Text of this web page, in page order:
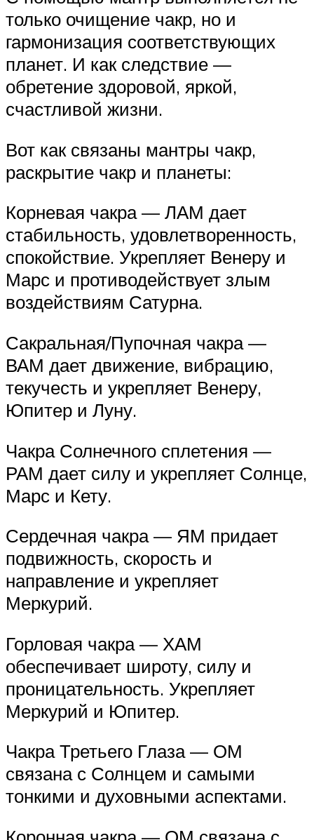
только очищение чакр, но и
гармонизация соответствующих
планет. И как следствие —
обретение здоровой, яркой,
счастливой жизни.
Вот как связаны мантры чакр,
раскрытие чакр и планеты:
Корневая чакра — ЛАМ дает
стабильность, удовлетворенность,
спокойствие. Укрепляет Венеру и
Марс и противодействует злым
воздействиям Сатурна.
Сакральная/Пупочная чакра —
ВАМ дает движение, вибрацию,
текучесть и укрепляет Венеру,
Юпитер и Луну.
Чакра Солнечного сплетения —
РАМ дает силу и укрепляет Солнце,
Марс и Кету.
Сердечная чакра — ЯМ придает
подвижность, скорость и
направление и укрепляет
Меркурий.
Горловая чакра — ХАМ
обеспечивает широту, силу и
проницательность. Укрепляет
Меркурий и Юпитер.
Чакра Третьего Глаза — ОМ
связана с Солнцем и самыми
тонкими и духовными аспектами.